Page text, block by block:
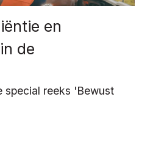
en
de
special reeks 'Bewust